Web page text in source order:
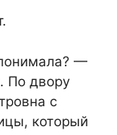
—
По двору
с
который